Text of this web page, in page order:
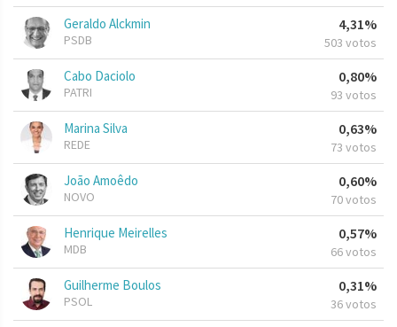
Geraldo Alckmin
PSDB
4,31%
503 votos
Cabo Daciolo
PATRI
0,80%
93 votos
Marina Silva
REDE
0,63%
73 votos
João Amoêdo
NOVO
0,60%
70 votos
Henrique Meirelles
MDB
0,57%
66 votos
Guilherme Boulos
PSOL
0,31%
36 votos